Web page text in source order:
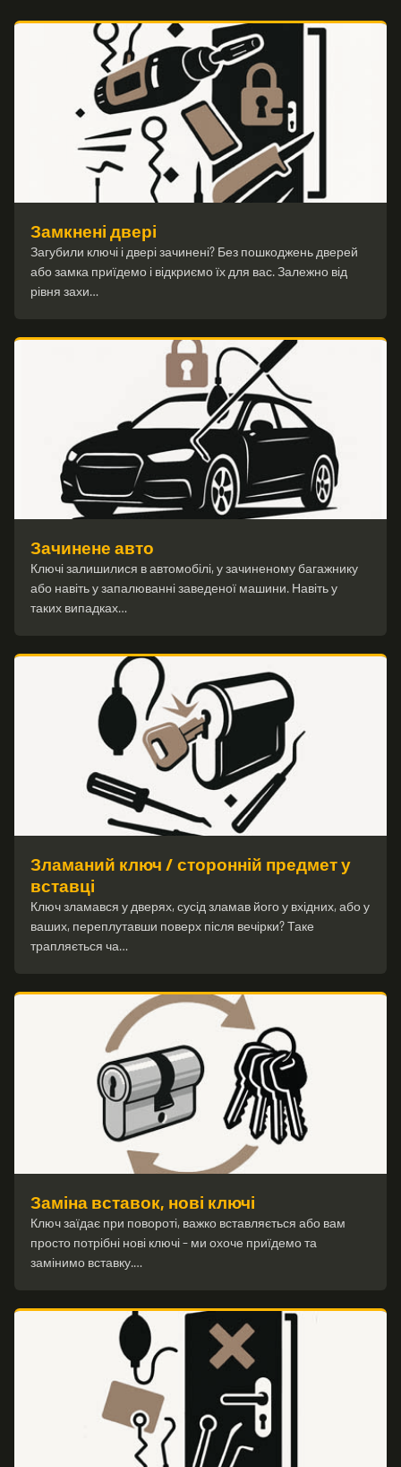
Замкнені двері
Загубили ключі і двері зачинені? Без пошкоджень дверей
або замка приїдемо і відкриємо їх для вас. Залежно від
рівня захи…
Зачинене авто
Ключі залишилися в автомобілі, у зачиненому багажнику
або навіть у запалюванні заведеної машини. Навіть у
таких випадках…
Зламаний ключ / сторонній предмет у
вставці
Ключ зламався у дверях, сусід зламав його у вхідних, або у
ваших, переплутавши поверх після вечірки? Таке
трапляється ча…
Заміна вставок, нові ключі
Ключ заїдає при повороті, важко вставляється або вам
просто потрібні нові ключі – ми охоче приїдемо та
замінимо вставку.…